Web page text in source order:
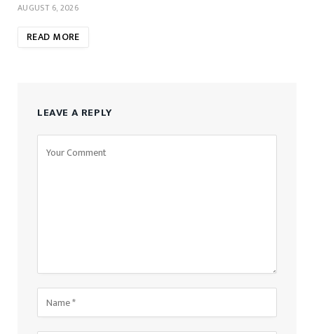
AUGUST 6, 2026
READ MORE
LEAVE A REPLY